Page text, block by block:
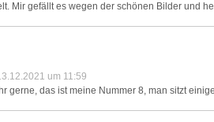
Mir gefällt es wegen der schönen Bilder und
um 11:59
gerne, das ist meine Nummer 8, man sitzt